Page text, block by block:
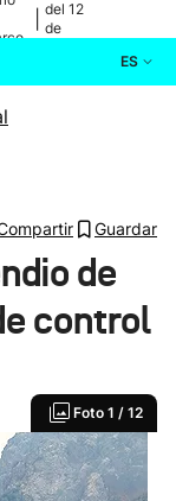
del 12
de
ES
Guardar
de
control
Foto 1 / 12